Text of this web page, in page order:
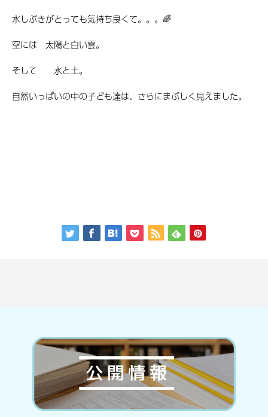
水しぶきがとっても気持ち良くて。。。🌈
空には 太陽と白い雲。
そして 水と土。
自然いっぱいの中の子ども達は、さらにまぶしく見えました。